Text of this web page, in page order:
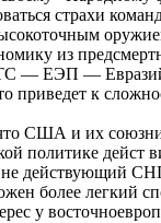
страхи
из
— ЕЭП —
приведет к
США и их
политике
не действующий
более легкий
у